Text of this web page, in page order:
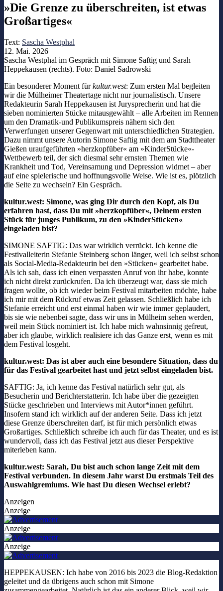
»Die Grenze zu überschreiten, ist etwas
Großartiges«
Text: Sascha Westphal
12. Mai. 2026
Sascha Westphal im Gespräch mit Simone Saftig und Sarah
Heppekausen (rechts). Foto: Daniel Sadrowski
Ein besonderer Moment fürkultur.west: Zum ersten Mal begleiten
wir die Mülheimer Theatertage nicht nur journalistisch. Unsere
Redakteurin Sarah Heppekausen ist Jurysprecherin und hat die
sieben nominierten Stücke mitausgewählt – alle Arbeiten im Rennen
um den Dramatik-und Publikumspreis nähern sich den
Verwerfungen unserer Gegenwart mit unterschiedlichen Strategien.
Dazu nimmt unsere Autorin Simone Saftig mit dem am Stadttheater
Gießen uraufgeführten »herzkopfüber« am »KinderStücke«-
Wettbewerb teil, der sich diesmal sehr ernsten Themen wie
Krankheit und Tod, Vereinsamung und Depression widmet – aber
auf eine spielerische und hoffnungsvolle Weise. Wie ist es, plötzlich
die Seite zu wechseln? Ein Gespräch.
kultur.west: Simone, was ging Dir durch den Kopf, als Du
erfahren hast, dass Du mit »herzkopfüber«, Deinem ersten
Stück für junges Publikum, zu den »KinderStücken«
eingeladen bist?
SIMONE SAFTIG: Das war wirklich verrückt. Ich kenne die
Festivalleiterin Stefanie Steinberg schon länger, weil ich selbst schon
als Social-Media-Redakteurin bei den »Stücken« gearbeitet habe.
Als ich sah, dass ich einen verpassten Anruf von ihr habe, konnte
ich nicht direkt zurückrufen. Da ich überzeugt war, dass sie mich
fragen wollte, ob ich wieder beim Festival mitarbeiten möchte, habe
ich mir mit dem Rückruf etwas Zeit gelassen. Schließlich habe ich
Stefanie erreicht und erst einmal haben wir wie immer geplaudert,
bis sie wie nebenbei sagte, dass wir uns in Mülheim sehen werden,
weil mein Stück nominiert ist. Ich habe mich wahnsinnig gefreut,
aber ich glaube, wirklich realisiere ich das Ganze erst, wenn es mit
dem Festival losgeht.
kultur.west: Das ist aber auch eine besondere Situation, dass du
für das Festival gearbeitet hast und jetzt selbst eingeladen bist.
SAFTIG: Ja, ich kenne das Festival natürlich sehr gut, als
Besucherin und Berichterstatterin. Ich habe über die gezeigten
Stücke geschrieben und Interviews mit Autor*innen geführt.
Insofern stand ich wirklich auf der anderen Seite. Dass ich jetzt
diese Grenze überschreiten darf, ist für mich persönlich etwas
Großartiges. Schließlich schreibe ich auch für das Theater, und es ist
wundervoll, dass ich das Festival jetzt aus dieser Perspektive
miterleben kann.
kultur.west: Sarah, Du bist auch schon lange Zeit mit dem
Festival verbunden. In diesem Jahr warst Du erstmals Teil des
Auswahlgremiums. Wie hast Du diesen Wechsel erlebt?
Anzeigen
Anzeige
Anzeige
Anzeige
HEPPEKAUSEN: Ich habe von 2016 bis 2023 die Blog-Redaktion
geleitet und da übrigens auch schon mit Simone